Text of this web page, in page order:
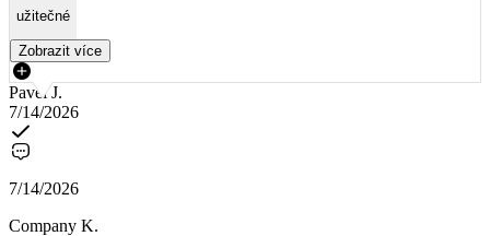
užitečné
Zobrazit více
Pavel J.
7/14/2026
7/14/2026
Company K.